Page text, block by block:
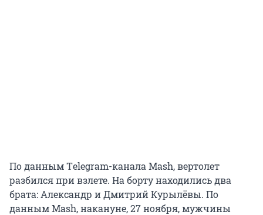
По данным Тelegram-канала Mash, вертолет
разбился при взлете. На борту находились два
брата: Александр и Дмитрий Курылёвы. По
данным Mash, накануне, 27 ноября, мужчины